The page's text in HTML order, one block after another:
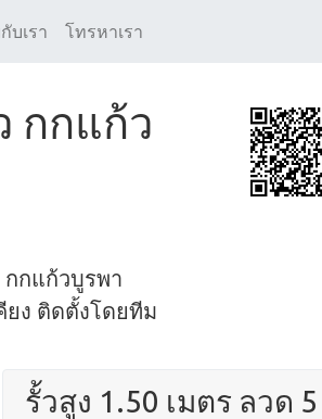
บเรา โทรหาเรา
กกแก้ว
กแก้วบูรพา
ยง ติดตั้งโดยทีม
รั้วสูง 1.50 เมตร ลวด 5